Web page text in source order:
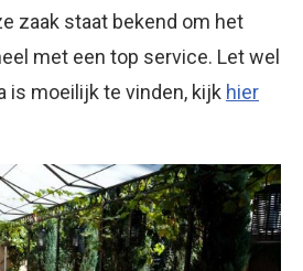
zaak staat bekend om het
met een top service. Let wel
is moeilijk te vinden, kijk hier